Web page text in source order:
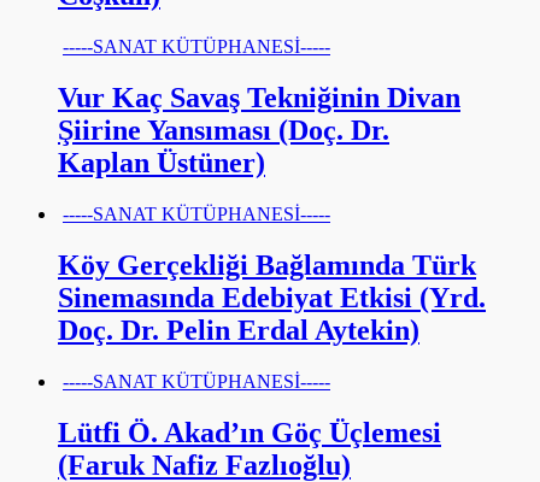
-----SANAT KÜTÜPHANESİ-----
Vur Kaç Savaş Tekniğinin Divan
Şiirine Yansıması (Doç. Dr.
Kaplan Üstüner)
-----SANAT KÜTÜPHANESİ-----
Köy Gerçekliği Bağlamında Türk
Sinemasında Edebiyat Etkisi (Yrd.
Doç. Dr. Pelin Erdal Aytekin)
-----SANAT KÜTÜPHANESİ-----
Lütfi Ö. Akad’ın Göç Üçlemesi
(Faruk Nafiz Fazlıoğlu)